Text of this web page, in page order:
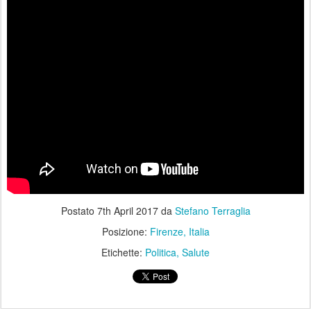
Postato 7th April 2017da Stefano Terraglia
Posizione: Firenze, Italia
Etichette: Politica Salute